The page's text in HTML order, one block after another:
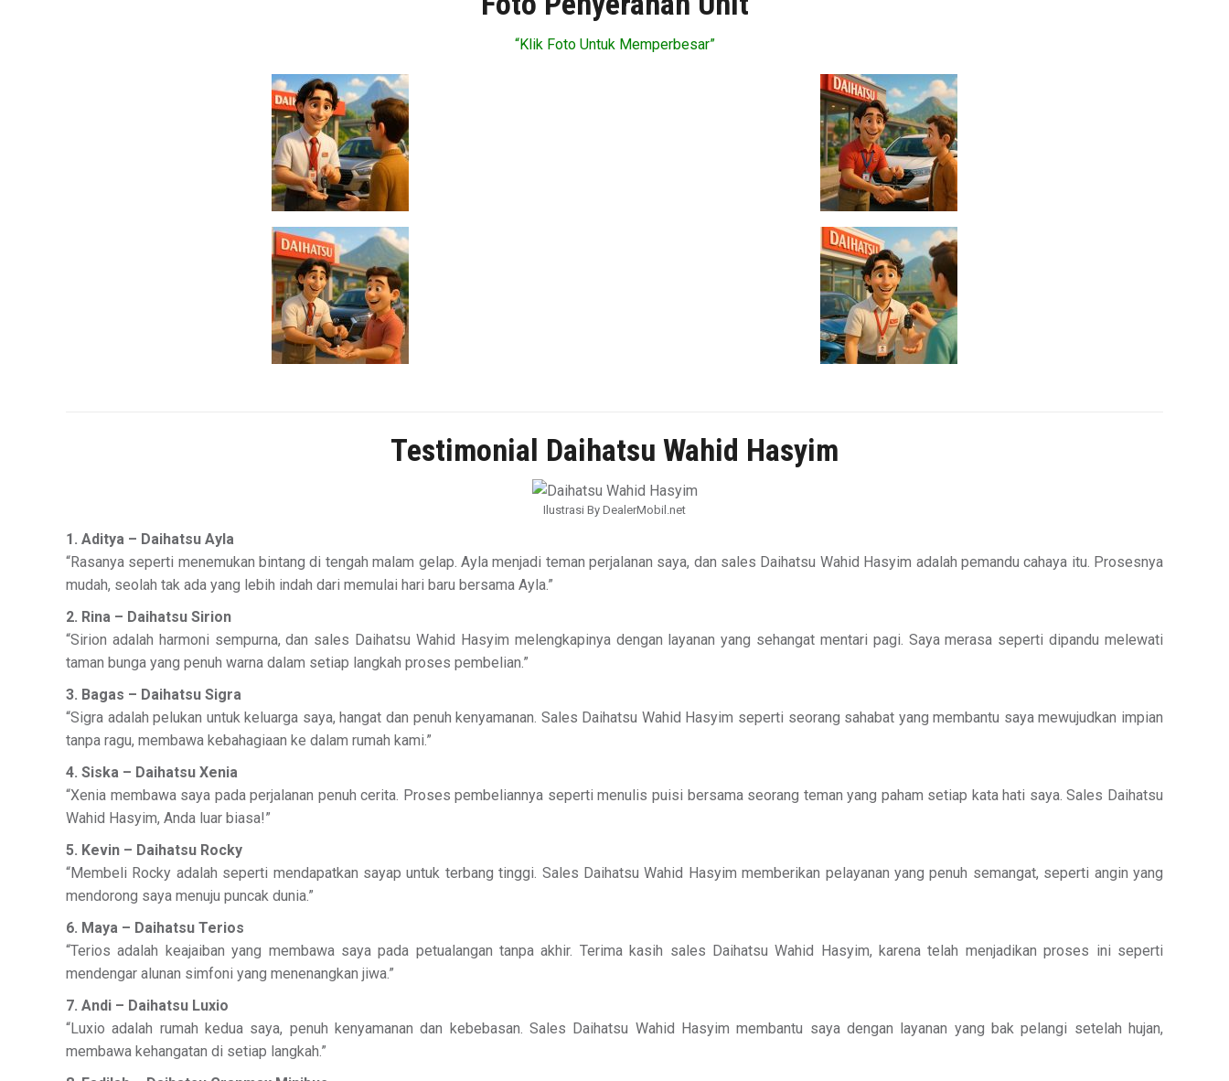
“Klik Foto Untuk Memperbesar”
Testimonial Daihatsu Wahid Hasyim
Ilustrasi By DealerMobil.net
1. Aditya – Daihatsu Ayla
“Rasanya seperti menemukan bintang di tengah malam gelap. Ayla menjadi teman perjalanan saya, dan sales Daihatsu Wahid Hasyim adalah pemandu cahaya itu. Prosesnya
mudah, seolah tak ada yang lebih indah dari memulai hari baru bersama Ayla.”
2. Rina – Daihatsu Sirion
“Sirion adalah harmoni sempurna, dan sales Daihatsu Wahid Hasyim melengkapinya dengan layanan yang sehangat mentari pagi. Saya merasa seperti dipandu melewati
taman bunga yang penuh warna dalam setiap langkah proses pembelian.”
3. Bagas – Daihatsu Sigra
“Sigra adalah pelukan untuk keluarga saya, hangat dan penuh kenyamanan. Sales Daihatsu Wahid Hasyim seperti seorang sahabat yang membantu saya mewujudkan impian
tanpa ragu, membawa kebahagiaan ke dalam rumah kami.”
4. Siska – Daihatsu Xenia
“Xenia membawa saya pada perjalanan penuh cerita. Proses pembeliannya seperti menulis puisi bersama seorang teman yang paham setiap kata hati saya. Sales Daihatsu
Wahid Hasyim, Anda luar biasa!”
5. Kevin – Daihatsu Rocky
“Membeli Rocky adalah seperti mendapatkan sayap untuk terbang tinggi. Sales Daihatsu Wahid Hasyim memberikan pelayanan yang penuh semangat, seperti angin yang
mendorong saya menuju puncak dunia.”
6. Maya – Daihatsu Terios
“Terios adalah keajaiban yang membawa saya pada petualangan tanpa akhir. Terima kasih sales Daihatsu Wahid Hasyim, karena telah menjadikan proses ini seperti
mendengar alunan simfoni yang menenangkan jiwa.”
7. Andi – Daihatsu Luxio
“Luxio adalah rumah kedua saya, penuh kenyamanan dan kebebasan. Sales Daihatsu Wahid Hasyim membantu saya dengan layanan yang bak pelangi setelah hujan,
membawa kehangatan di setiap langkah.”